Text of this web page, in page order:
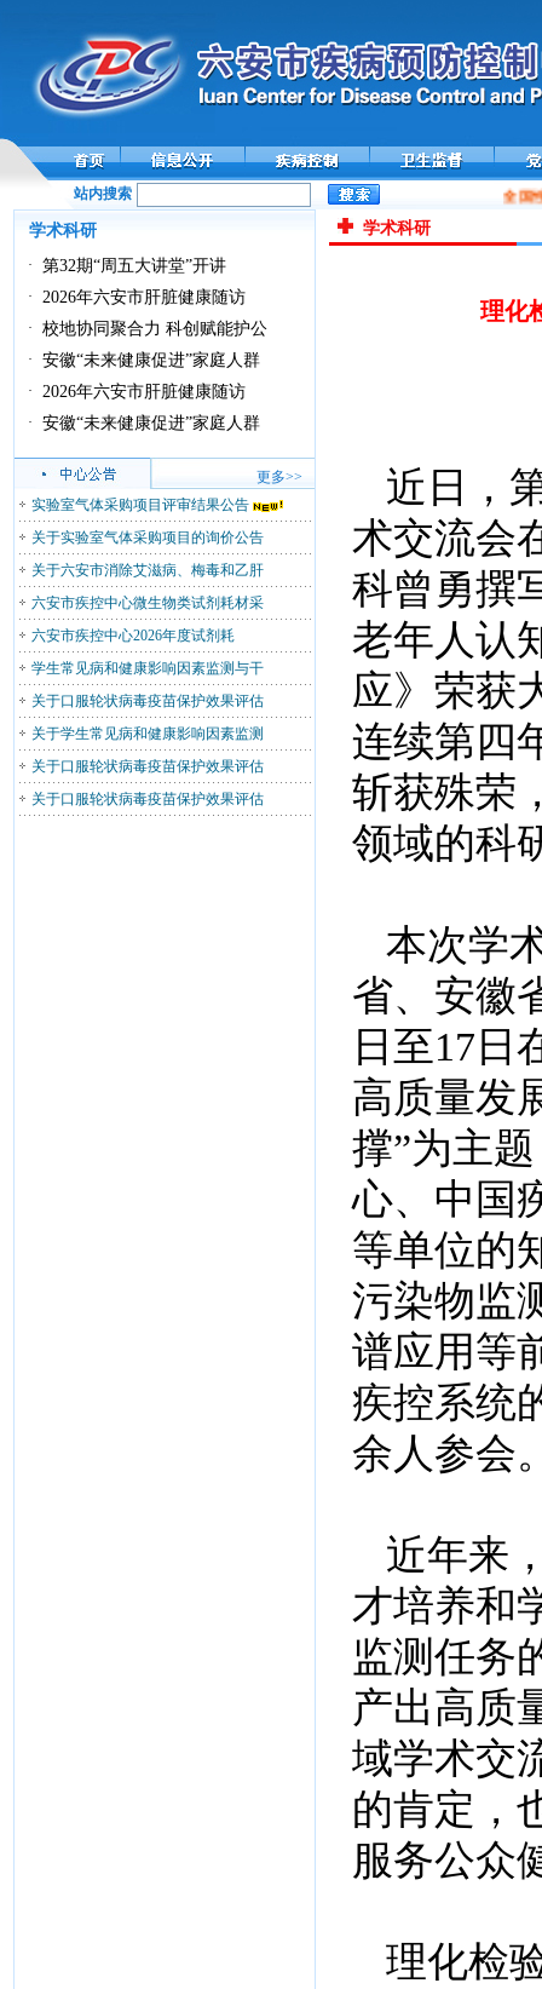
站内搜索 全国
学术科研
· 第32期“周五大讲堂”开讲
· 2026年六安市肝脏健康随访
· 校地协同聚合力 科创赋能护公
· 安徽“未来健康促进”家庭人群
· 2026年六安市肝脏健康随访
· 安徽“未来健康促进”家庭人群
更多>>
实验室气体采购项目评审结果公告
关于实验室气体采购项目的询价公告
关于六安市消除艾滋病、梅毒和乙肝
六安市疾控中心微生物类试剂耗材采
六安市疾控中心2026年度试剂耗
学生常见病和健康影响因素监测与干
关于口服轮状病毒疫苗保护效果评估
关于学生常见病和健康影响因素监测
关于口服轮状病毒疫苗保护效果评估
关于口服轮状病毒疫苗保护效果评估
学术科研
理化
近日，
术交流会
科曾勇撰
老年人认
应》荣获
连续第四
斩获殊荣
领域的科
本次学
省、安徽
日至17日
高质量发
撑”为主
心、中国
等单位的
污染物监
谱应用等
疾控系统
余人参会
近年来
才培养和
监测任务
产出高质
域学术交
的肯定，
服务公众
理化检